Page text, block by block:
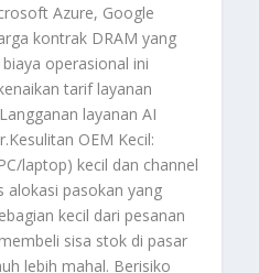
Azure, Google
kontrak DRAM yang
operasional ini
tarif layanan
layanan AI
OEM Kecil:
laptop) kecil dan channel
alokasi pasokan yang
kecil dari pesanan
sisa stok di pasar
lebih mahal. Berisiko